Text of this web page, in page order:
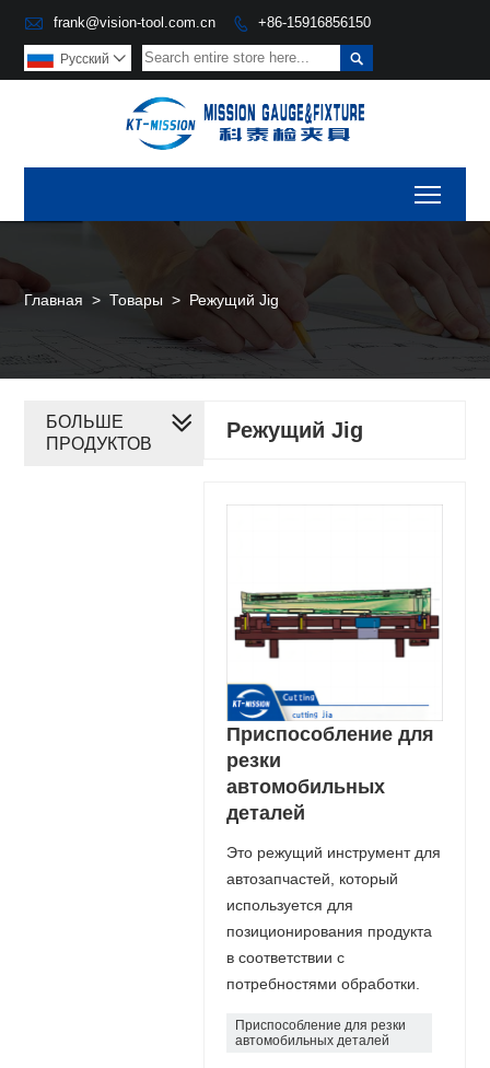
 frank@vision-tool.com.cn  +86-15916856150

Pусский 
Главная > Товары > Режущий Jig
Режущий Jig
Приспособление для
резки
автомобильных
деталей
Это режущий инструмент для
автозапчастей, который
используется для
позиционирования продукта
в соответствии с
потребностями обработки.
Приспособление для резки
автомобильных деталей
БОЛЬШЕ
ПРОДУКТОВ